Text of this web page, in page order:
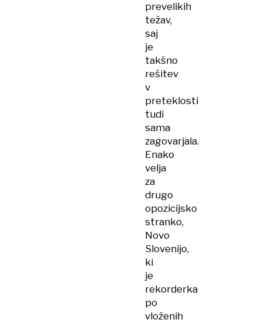
prevelikih
težav,
saj
je
takšno
rešitev
v
preteklosti
tudi
sama
zagovarjala.
Enako
velja
za
drugo
opozicijsko
stranko,
Novo
Slovenijo,
ki
je
rekorderka
po
vloženih